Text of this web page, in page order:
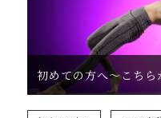
初めての方へ〜こち